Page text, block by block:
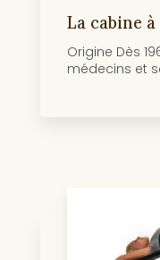
La cabine
Origine Dès
médecins et